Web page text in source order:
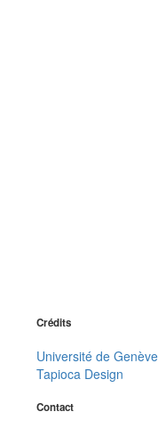
Crédits
Université de Genève
Tapioca Design
Contact